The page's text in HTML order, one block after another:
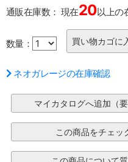
通販在庫数： 現在20以上の
数量：
ネオガレージの在庫確認